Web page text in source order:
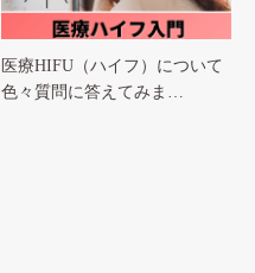
医療HIFU（ハイフ）について
色々質問に答えてみま…